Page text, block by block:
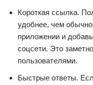
Короткая ссылка.
удобнее, чем
приложении и
соцсети. Это
пользователями.
Быстрые ответы.